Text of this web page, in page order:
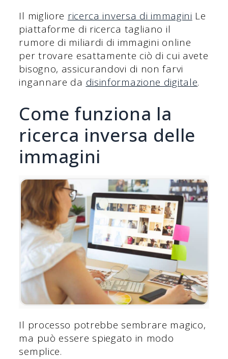
Il migliore ricerca inversa di immagini Le
piattaforme di ricerca tagliano il
rumore di miliardi di immagini online
per trovare esattamente ciò di cui avete
bisogno, assicurandovi di non farvi
ingannare da disinformazione digitale.
Come funziona la
ricerca inversa delle
immagini
Il processo potrebbe sembrare magico,
ma può essere spiegato in modo
semplice.